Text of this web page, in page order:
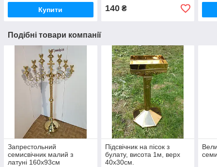
Купити 140₴
Подібні товари компанії
Запрестольний
семисвічник малий з
латуні 160х93см
Підсвічник на пісок з
булату, висота 1м, верх
40х30см.